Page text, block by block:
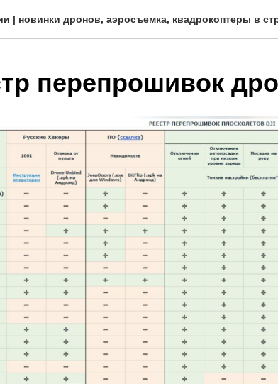
| новинки дронов, аэросъемка, квадрокоптеры в
перепрошивок